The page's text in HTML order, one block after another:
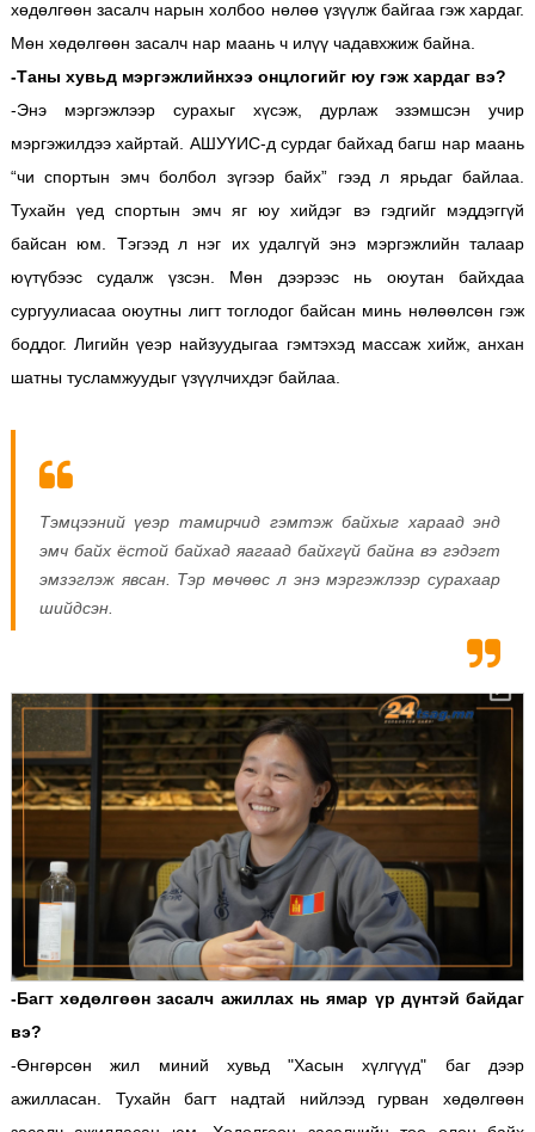
хөдөлгөөн засалч нарын холбоо нөлөө үзүүлж байгаа гэж хардаг.
Мөн хөдөлгөөн засалч нар маань ч илүү чадавхжиж байна.
-Таны хувьд мэргэжлийнхээ онцлогийг юу гэж хардаг вэ?
-Энэ мэргэжлээр сурахыг хүсэж, дурлаж эзэмшсэн учир
мэргэжилдээ хайртай. АШУҮИС-д сурдаг байхад багш нар маань
“чи спортын эмч болбол зүгээр байх” гээд л ярьдаг байлаа.
Тухайн үед спортын эмч яг юу хийдэг вэ гэдгийг мэддэггүй
байсан юм. Тэгээд л нэг их удалгүй энэ мэргэжлийн талаар
юүтүбээс судалж үзсэн. Мөн дээрээс нь оюутан байхдаа
сургуулиасаа оюутны лигт тоглодог байсан минь нөлөөлсөн гэж
боддог. Лигийн үеэр найзуудыгаа гэмтэхэд массаж хийж, анхан
шатны тусламжуудыг үзүүлчихдэг байлаа.
Тэмцээний үеэр тамирчид гэмтэж байхыг хараад энд
эмч байх ёстой байхад яагаад байхгүй байна вэ гэдэгт
эмзэглэж явсан. Тэр мөчөөс л энэ мэргэжлээр сурахаар
шийдсэн.
-Багт хөдөлгөөн засалч ажиллах нь ямар үр дүнтэй байдаг
вэ?
-Өнгөрсөн жил миний хувьд "Хасын хүлгүүд" баг дээр
ажилласан. Тухайн багт надтай нийлээд гурван хөдөлгөөн